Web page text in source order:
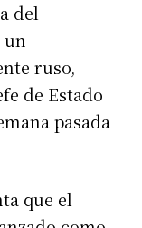
del
un
ruso,
de Estado
pasada
que el